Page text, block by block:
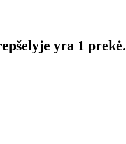
yra 1 prekė.